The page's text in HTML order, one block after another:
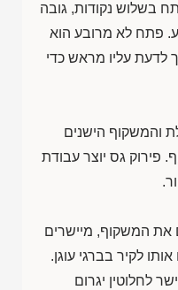
בשלוש נקודות, גובה
פתח לא מרובע הוא
לדעת עליו מראש כדי
והמשקוף הישנים
פירוק גס יוצר עבודת
את המשקוף, מיישרים
לקיר בברגי עוגן.
לחלוטין יגרום